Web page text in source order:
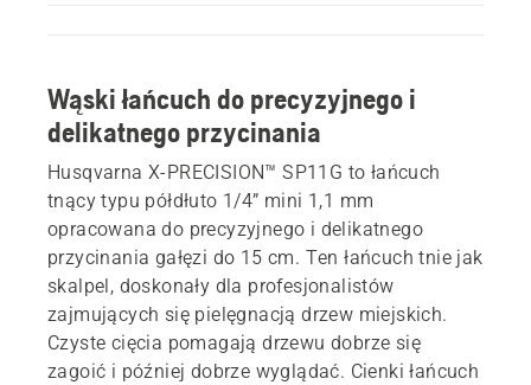
Wąski łańcuch do precyzyjnego i
delikatnego przycinania
Husqvarna X-PRECISION™ SP11G to łańcuch
tnący typu półdłuto 1/4” mini 1,1 mm
opracowana do precyzyjnego i delikatnego
przycinania gałęzi do 15 cm. Ten łańcuch tnie jak
skalpel, doskonały dla profesjonalistów
zajmujących się pielęgnacją drzew miejskich.
Czyste cięcia pomagają drzewu dobrze się
zagoić i później dobrze wyglądać. Cienki łańcuch